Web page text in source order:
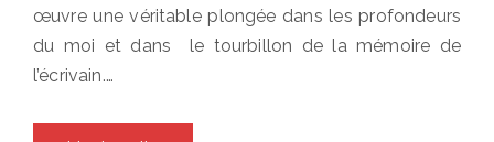
œuvre une véritable plongée dans les profondeurs
du moi et dans le tourbillon de la mémoire de
l’écrivain.…